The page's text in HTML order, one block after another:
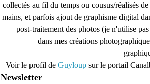
collectés au fil du temps ou cousus/réalisés de
mains, et parfois ajout de graphisme digital
post-traitement des photos (je n'utilise
dans mes créations
Voir le profil de Guyloup sur le portail
Newsletter